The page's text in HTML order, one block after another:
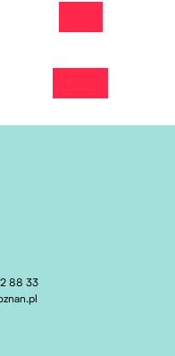
88 33